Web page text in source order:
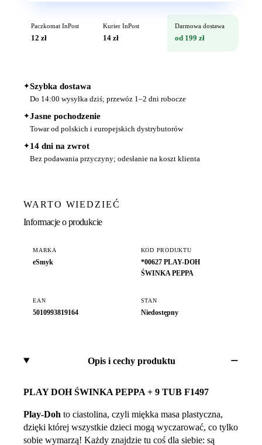
Paczkomat InPost
12 zł
Kurier InPost
14 zł
Darmowa dostawa
od 199 zł
✦Szybka dostawa
Do 14:00 wysyłka dziś; przewóz 1–2 dni robocze
✦Jasne pochodzenie
Towar od polskich i europejskich dystrybutorów
✦14 dni na zwrot
Bez podawania przyczyny; odesłanie na koszt klienta
WARTO WIEDZIEĆ
Informacje o produkcie
MARKA
eSmyk
KOD PRODUKTU
*00627 PLAY-DOH
ŚWINKA PEPPA
EAN
5010993819164
STAN
Niedostępny
Opis i cechy produktu
PLAY DOH ŚWINKA PEPPA + 9 TUB F1497
Play-Doh to ciastolina, czyli miękka masa plastyczna,
dzięki której wszystkie dzieci mogą wyczarować, co tylko
sobie wymarzą! Każdy znajdzie tu coś dla siebie: są